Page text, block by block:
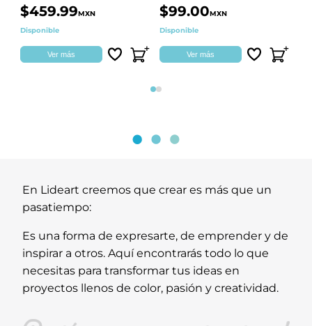
$459.99MXN
Disponible
Ver más
$99.00MXN
Disponible
Ver más
Página 1
Página 2
En Lideart creemos que crear es más que un
pasatiempo:
Es una forma de expresarte, de emprender y de
inspirar a otros. Aquí encontrarás todo lo que
necesitas para transformar tus ideas en
proyectos llenos de color, pasión y creatividad.